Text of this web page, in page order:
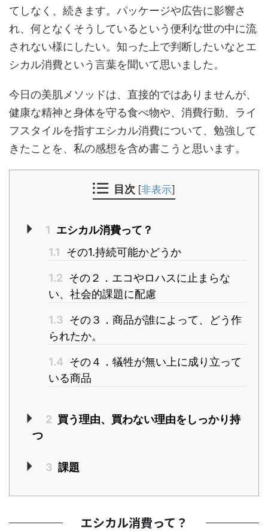
てしなく、続きます。パッケージや広告に影響さ
れ、何となくそうしているという便利な世の中に流
されない様にしたい。知った上で判断したいなとエ
シカル消費という言葉を聞いて思いました。
今日の美肌メソッドは、直接的ではありませんが、
健康な精神と身体を守る食べ物や、消費行動、ライ
フスタイルを指すエシカル消費について、勉強して
きたことを、私の感想を含め書こうと思います。
目次 [非表示]
1 エシカル消費って？
1.1
その1.持続可能かどうか
1.2 その２．エコやロハスに止まらな
い、社会的課題に配慮
1.3 その３．商品が誰によって、どう作
られたか。
1.4 その４．犠牲が無い上に成り立って
いる商品
2 買う理由、買わない理由をしっかり持
つ
3 課題
エシカル消費って？